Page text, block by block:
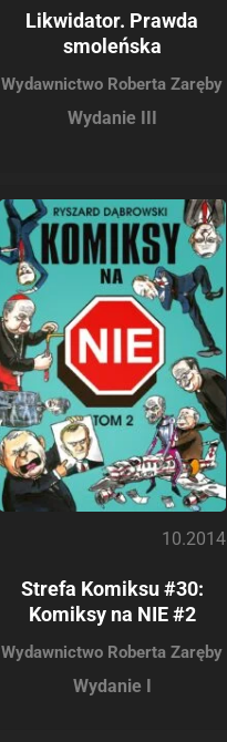
Likwidator. Prawda
smoleńska
Wydawnictwo Roberta Zaręby
Wydanie III
10.2014
Strefa Komiksu #30:
Komiksy na NIE #2
Wydawnictwo Roberta Zaręby
Wydanie I